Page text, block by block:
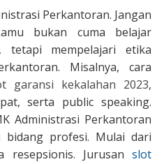
Perkantoran. Jangan
bukan cuma belajar
tetapi mempelajari etika
Misalnya, cara
garansi kekalahan 2023,
serta public speaking.
Administrasi Perkantoran
profesi. Mulai dari
resepsionis. Jurusanslot